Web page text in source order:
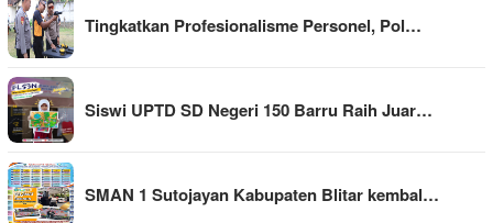
Tingkatkan Profesionalisme Personel, Pol…
Siswi UPTD SD Negeri 150 Barru Raih Juar…
SMAN 1 Sutojayan Kabupaten Blitar kembal…